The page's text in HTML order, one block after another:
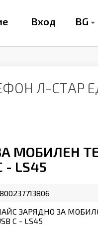
Вход BG
Л-СТАР
МОБИЛЕН
LS45
ЗАРЯДНО ЗА
С - LS45